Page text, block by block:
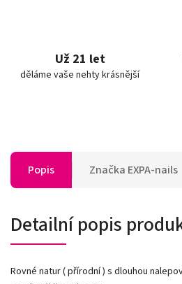
Už 21 let
děláme vaše nehty krásnější
Popis Značka EXPA-nails
Detailní popis
Rovné natur ( přírodní ) s dlouhou